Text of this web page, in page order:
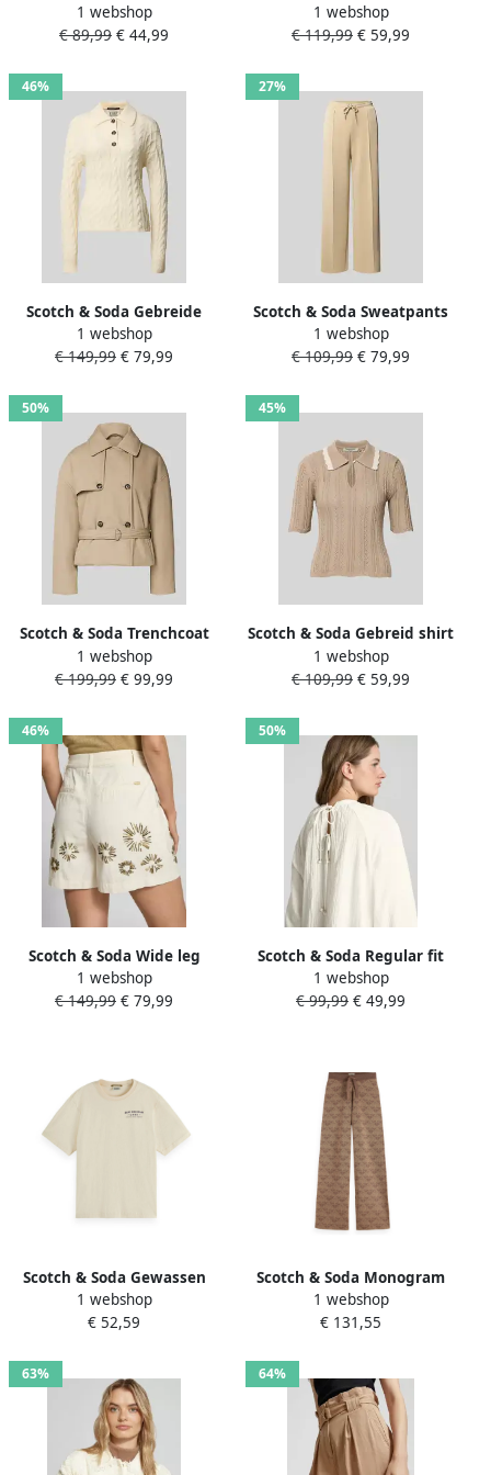
met labelprint en ronde
hals
1 webshop
€ 89,99 € 44,99
met opstaande kraag
1 webshop
€ 119,99 € 59,99
46%
Scotch & Soda Gebreide
pullover met kabelpatroon
1 webshop
€ 149,99 € 79,99
27%
Scotch & Soda Sweatpants
met siernaad en elastische
band
1 webshop
€ 109,99 € 79,99
50%
Scotch & Soda Trenchcoat
van katoenmix
1 webshop
€ 199,99 € 99,99
45%
Scotch & Soda Gebreid shirt
met platte kraag en
druppelvormige hals
1 webshop
€ 109,99 € 59,99
46%
Scotch & Soda Wide leg
korte broek met
siersteentjes en pailletten
1 webshop
€ 149,99 € 79,99
50%
Scotch & Soda Regular fit
blouse met druppelvormige
hals
1 webshop
€ 99,99 € 49,99
Scotch & Soda Gewassen
Artwork Losse T-shirt Beige
Dames
1 webshop
€ 52,59
Scotch & Soda Monogram
Jacquard Gebreide Broek
Beige Dames
1 webshop
€ 131,55
63% 64%